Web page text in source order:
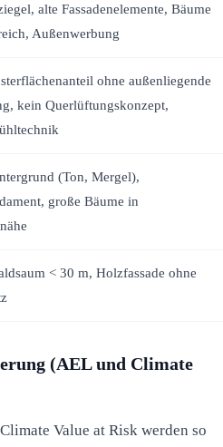
alte Fassadenelemente, Bäume
Außenwerbung
ohne außenliegende
kein Querlüftungskonzept,
(Ton, Mergel),
große Bäume in
< 30 m, Holzfassade ohne
(AEL und Climate
Value at Risk werden so